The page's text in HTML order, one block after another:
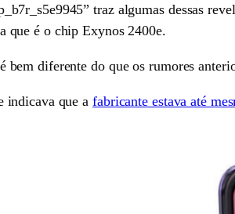
traz algumas dessas
que é o chip Exynos 2400e.
bem diferente do que os rumores
indicava que a fabricante estava até